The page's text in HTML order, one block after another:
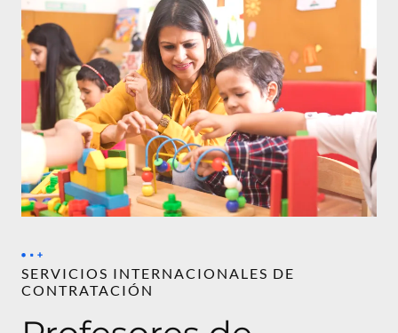
SERVICIOS INTERNACIONALES DE
CONTRATACIÓN